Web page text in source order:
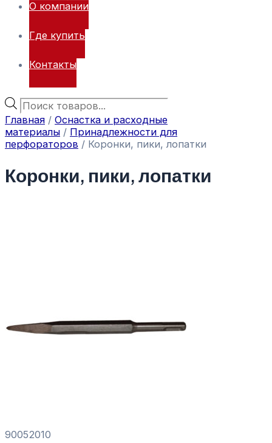
О компании
Где купить
Контакты
Главная / Оснастка и расходные
материалы / Принадлежности для
перфораторов / Коронки, пики, лопатки
Коронки, пики, лопатки
90052010